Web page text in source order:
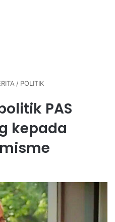
/ POLITIK
PAS
kepada